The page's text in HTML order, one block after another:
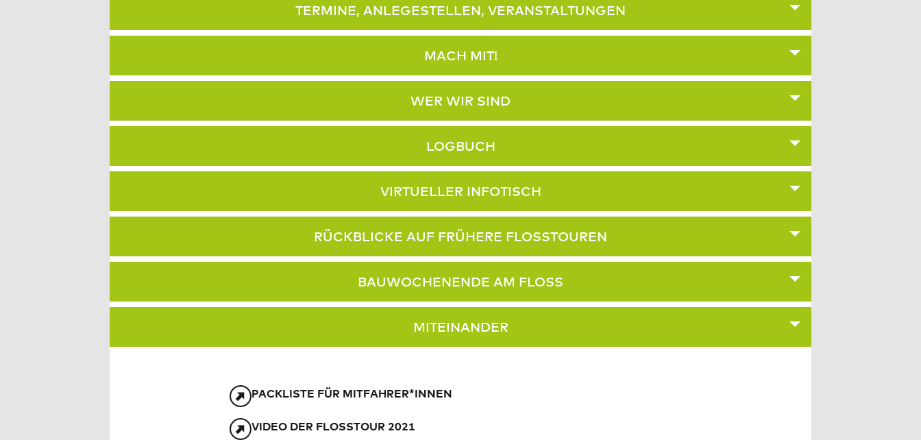
TERMINE, ANLEGESTELLEN, VERANSTALTUNGEN
MACH MIT!
WER WIR SIND
LOGBUCH
VIRTUELLER INFOTISCH
RÜCKBLICKE AUF FRÜHERE FLOSSTOUREN
BAUWOCHENENDE AM FLOSS
MITEINANDER
PACKLISTE FÜR MITFAHRER*INNEN
VIDEO DER FLOSSTOUR 2021